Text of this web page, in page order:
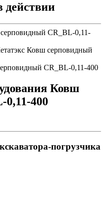
действии
погрузчика